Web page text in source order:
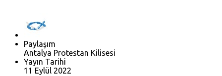
Paylaşım
Antalya Protestan Kilisesi
Yayın Tarihi
11 Eylül 2022